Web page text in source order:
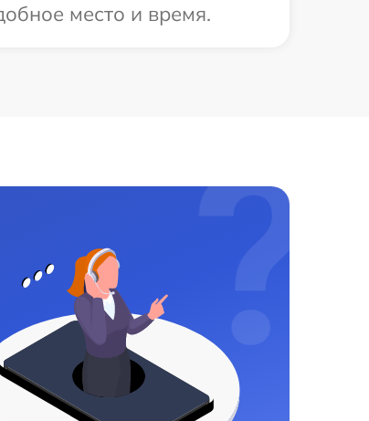
место и время.